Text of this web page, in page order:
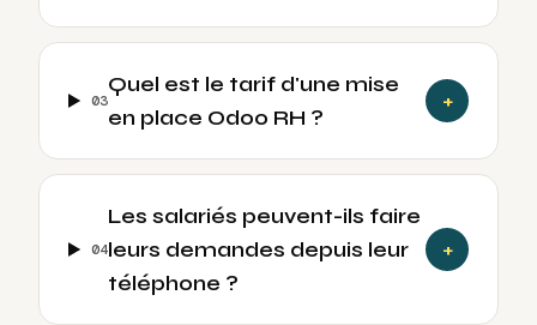
03
Quel est le tarif d'une mise
en place Odoo RH ?
+
04
Les salariés peuvent-ils faire
leurs demandes depuis leur
téléphone ?
+